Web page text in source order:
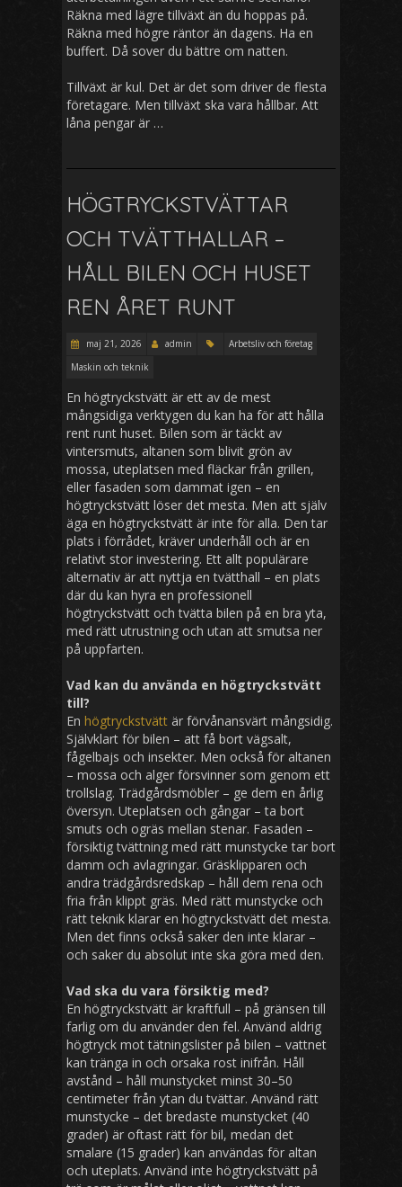
Räkna med lägre tillväxt än du hoppas på.
Räkna med högre räntor än dagens. Ha en
buffert. Då sover du bättre om natten.
Tillväxt är kul. Det är det som driver de flesta
företagare. Men tillväxt ska vara hållbar. Att
låna pengar är …
HÖGTRYCKSTVÄTTAR
OCH TVÄTTHALLAR –
HÅLL BILEN OCH HUSET
REN ÅRET RUNT
maj 21, 2026 admin
Arbetsliv och företag
Maskin och teknik
En högtryckstvätt är ett av de mest
mångsidiga verktygen du kan ha för att hålla
rent runt huset. Bilen som är täckt av
vintersmuts, altanen som blivit grön av
mossa, uteplatsen med fläckar från grillen,
eller fasaden som dammat igen – en
högtryckstvätt löser det mesta. Men att själv
äga en högtryckstvätt är inte för alla. Den tar
plats i förrådet, kräver underhåll och är en
relativt stor investering. Ett allt populärare
alternativ är att nyttja en tvätthall – en plats
där du kan hyra en professionell
högtryckstvätt och tvätta bilen på en bra yta,
med rätt utrustning och utan att smutsa ner
på uppfarten.
Vad kan du använda en högtryckstvätt
till?
En högtryckstvätt är förvånansvärt mångsidig.
Självklart för bilen – att få bort vägsalt,
fågelbajs och insekter. Men också för altanen
– mossa och alger försvinner som genom ett
trollslag. Trädgårdsmöbler – ge dem en årlig
översyn. Uteplatsen och gångar – ta bort
smuts och ogräs mellan stenar. Fasaden –
försiktig tvättning med rätt munstycke tar bort
damm och avlagringar. Gräsklipparen och
andra trädgårdsredskap – håll dem rena och
fria från klippt gräs. Med rätt munstycke och
rätt teknik klarar en högtryckstvätt det mesta.
Men det finns också saker den inte klarar –
och saker du absolut inte ska göra med den.
Vad ska du vara försiktig med?
En högtryckstvätt är kraftfull – på gränsen till
farlig om du använder den fel. Använd aldrig
högtryck mot tätningslister på bilen – vattnet
kan tränga in och orsaka rost inifrån. Håll
avstånd – håll munstycket minst 30–50
centimeter från ytan du tvättar. Använd rätt
munstycke – det bredaste munstycket (40
grader) är oftast rätt för bil, medan det
smalare (15 grader) kan användas för altan
och uteplats. Använd inte högtryckstvätt på